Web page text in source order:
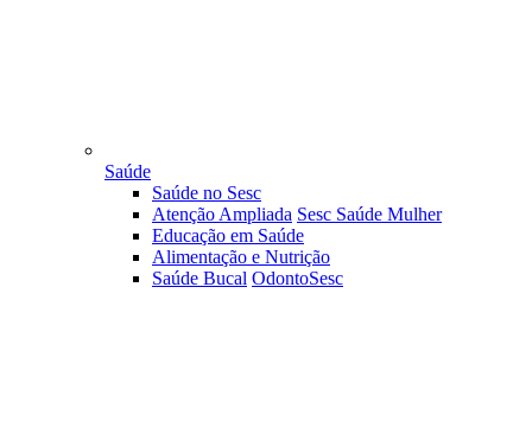
Saúde
Saúde no Sesc
Atenção Ampliada Sesc Saúde Mulher
Educação em Saúde
Alimentação e Nutrição
Saúde Bucal OdontoSesc